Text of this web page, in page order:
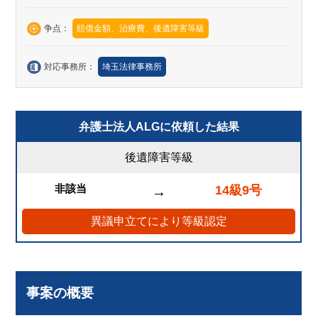
争点： 賠償金額、治療費、後遺障害等級
対応事務所： 埼玉法律事務所
弁護士法人ALGに依頼した結果
後遺障害等級
非該当 → 14級9号
異議申立てにより等級認定
事案の概要